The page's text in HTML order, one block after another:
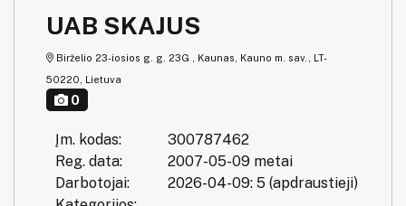
UAB SKAJUS
Birželio 23-iosios g. g. 23G , Kaunas, Kauno m. sav., LT-
50220, Lietuva
0
Įm. kodas:
300787462
Reg. data:
2007-05-09 metai
Darbotojai:
2026-04-09: 5 (apdraustieji)